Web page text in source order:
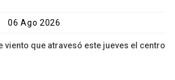
06 Ago 2026
viento que atravesó este jueves el centro